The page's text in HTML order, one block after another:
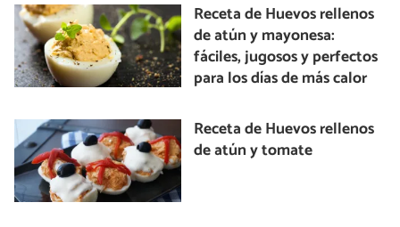
Receta de Huevos rellenos
de atún y mayonesa:
fáciles, jugosos y perfectos
para los días de más calor
Receta de Huevos rellenos
de atún y tomate